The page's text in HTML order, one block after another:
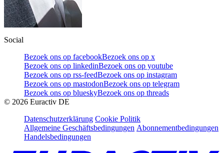
Social
Bezoek ons op facebookBezoek ons op x
Bezoek ons op linkedinBezoek ons op youtube
Bezoek ons op rss-feedBezoek ons op instagram
Bezoek ons op mastodonBezoek ons op telegram
Bezoek ons op blueskyBezoek ons op threads
© 2026 Euractiv DE
Datenschutzerklärung Cookie Politik
Allgemeine Geschäftsbedingungen Abonnementbedingungen
Handelsbedingungen